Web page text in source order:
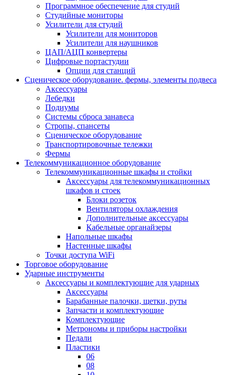
Программное обеспечение для студий
Студийные мониторы
Усилители для студий
Усилители для мониторов
Усилители для наушников
ЦАП/АЦП конвертеры
Цифровые портастудии
Опции для станций
Сценическое оборудование. фермы, элементы подвеса
Аксессуары
Лебедки
Подиумы
Системы сброса занавеса
Стропы, спансеты
Сценическое оборудование
Транспортировочные тележки
Фермы
Телекоммуникационное оборудование
Телекоммуникационные шкафы и стойки
Аксессуары для телекоммуникационных
шкафов и стоек
Блоки розеток
Вентиляторы охлаждения
Дополнительные аксессуары
Кабельные органайзеры
Напольные шкафы
Настенные шкафы
Точки доступа WiFi
Торговое оборудование
Ударные инструменты
Аксессуары и комплектующие для ударных
Аксессуары
Барабанные палочки, щетки, руты
Запчасти и комплектующие
Комплектующие
Метрономы и приборы настройки
Педали
Пластики
06
08